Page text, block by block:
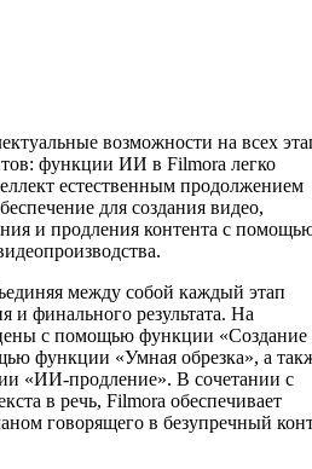
возможности на всех
функции ИИ в Filmora легко
естественным продолжением
для создания видео,
и продления контента с
между собой каждый этап
и финального результата. На
с помощью функции «Создание
функции «Умная обрезка», а
«ИИ-продление». В сочетании с
в речь, Filmora обеспечивает
говорящего в безупречный